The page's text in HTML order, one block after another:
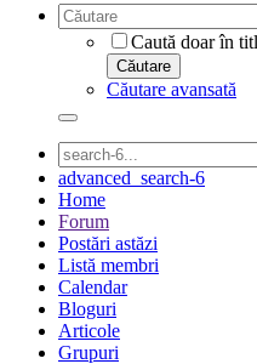
Caută doar în
Căutare
Căutare avansată
advanced_search-6
Home
Forum
Postări astăzi
Listă membri
Calendar
Bloguri
Articole
Grupuri